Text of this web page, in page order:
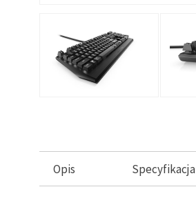
Opis Specyfikacja